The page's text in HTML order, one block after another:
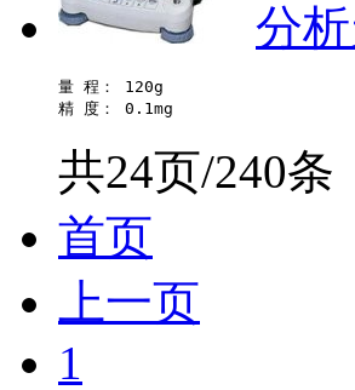
分
量 程： 120g
共24页/240条
首页
上一页
1